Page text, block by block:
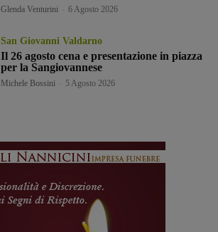
Glenda Venturini 6 Agosto 2026
San Giovanni Valdarno
Il 26 agosto cena e presentazione in piazza
per la Sangiovannese
Michele Bossini 5 Agosto 2026